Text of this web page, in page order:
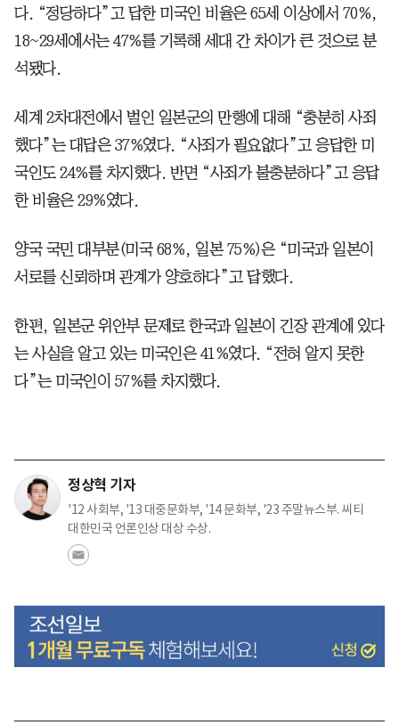
다. “정당하다”고 답한 미국인 비율은 65세 이상에서 70%,
18~29세에서는 47%를 기록해 세대 간 차이가 큰 것으로 분
석됐다.
세계 2차대전에서 벌인 일본군의 만행에 대해 “충분히 사죄
했다”는 대답은 37%였다. “사죄가 필요없다”고 응답한 미
국인도 24%를 차지했다. 반면 “사죄가 불충분하다”고 응답
한 비율은 29%였다.
양국 국민 대부분(미국 68%, 일본 75%)은 “미국과 일본이
서로를 신뢰하며 관계가 양호하다”고 답했다.
한편, 일본군 위안부 문제로 한국과 일본이 긴장 관계에 있다
는 사실을 알고 있는 미국인은 41%였다. “전혀 알지 못한
다”는 미국인이 57%를 차지했다.
정상혁 기자
'12 사회부, '13 대중문화부, '14 문화부, '23 주말뉴스부. 씨티
대한민국 언론인상 대상 수상.